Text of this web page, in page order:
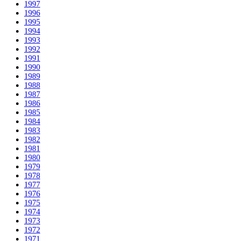
1997
1996
1995
1994
1993
1992
1991
1990
1989
1988
1987
1986
1985
1984
1983
1982
1981
1980
1979
1978
1977
1976
1975
1974
1973
1972
1971